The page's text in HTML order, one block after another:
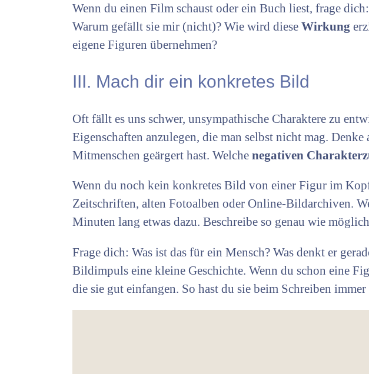
Wenn du einen Film schaust oder ein Buch liest, frage
Warum gefällt sie mir (nicht)? Wie wird diese Wirkung
eigene Figuren übernehmen?
III. Mach dir ein konkretes Bild
Oft fällt es uns schwer, unsympathische Charaktere zu
Eigenschaften anzulegen, die man selbst nicht mag.
Mitmenschen geärgert hast. Welche negativen
Wenn du noch kein konkretes Bild von einer Figur im
Zeitschriften, alten Fotoalben oder Online-Bildarchiven.
Minuten lang etwas dazu. Beschreibe so genau wie
Frage dich: Was ist das für ein Mensch? Was denkt er
Bildimpuls eine kleine Geschichte. Wenn du schon eine
die sie gut einfangen. So hast du sie beim Schreiben